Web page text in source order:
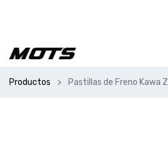
Productos Pastillas de Freno Kawa